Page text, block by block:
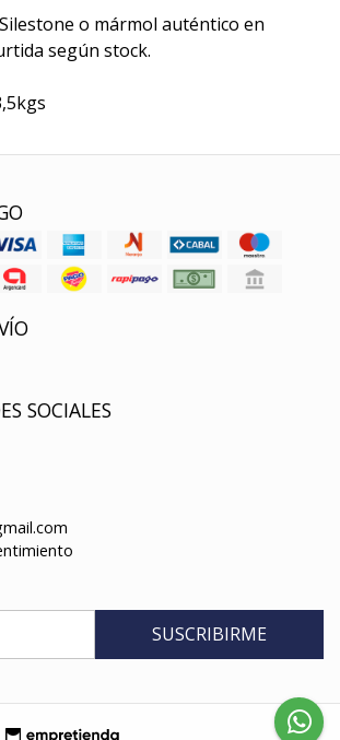
o mármol auténtico en
según stock.
SOCIALES
SUSCRIBIRME